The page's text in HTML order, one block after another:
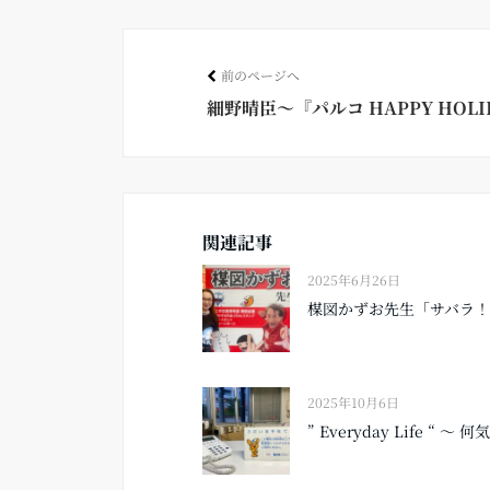
前のページへ
細野晴臣〜『パルコ HAPPY
関連記事
2025年6月26日
楳図かずお先生「サバラ！
2025年10月6日
” Everyday Life “ 〜 何